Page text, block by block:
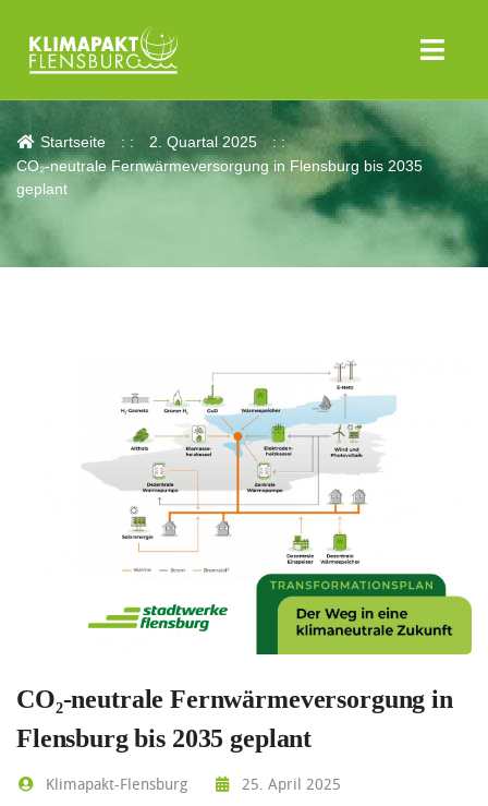
Aktuelles
Startseite
2. Quartal 2025
CO₂-neutrale Fernwärmeversorgung in Flensburg bis 2035
geplant
CO₂-neutrale Fernwärmeversorgung in
Flensburg bis 2035 geplant
Klimapakt-Flensburg 25. April 2025